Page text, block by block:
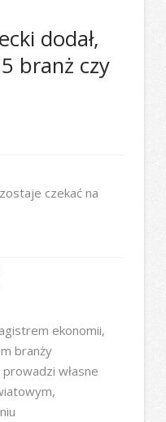
dodał,
branż czy
czekać na
ekonomii,
branży
własne